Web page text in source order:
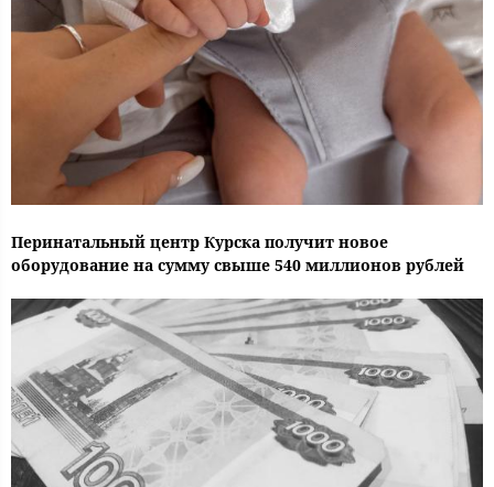
Перинатальный центр Курска получит новое
оборудование на сумму свыше 540 миллионов рублей